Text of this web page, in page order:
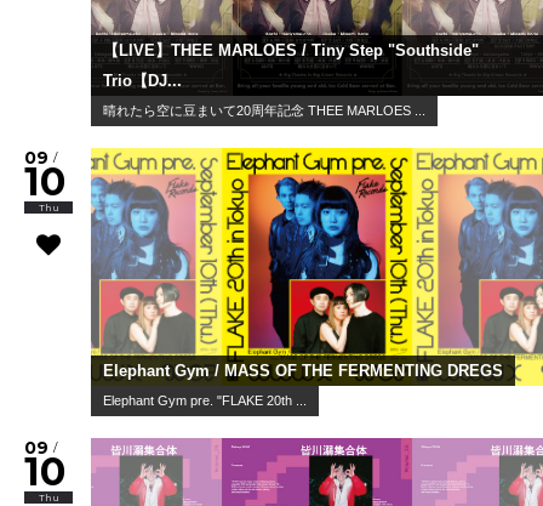
【LIVE】THEE MARLOES / Tiny Step "Southside"
Trio【DJ...
晴れたら空に豆まいて20周年記念 THEE MARLOES ...
09 /
10
Thu
Elephant Gym / MASS OF THE FERMENTING DREGS
Elephant Gym pre. "FLAKE 20th ...
09 /
10
Thu